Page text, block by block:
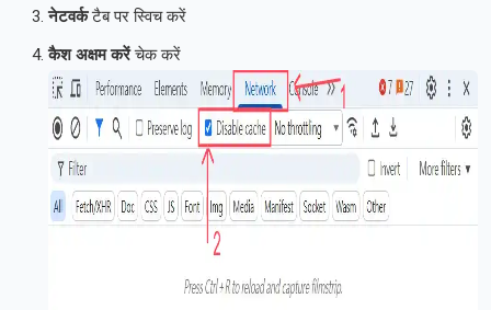
नेटवर्कटैब पर स्विच करें
कैश अक्षम करेंचेक करें